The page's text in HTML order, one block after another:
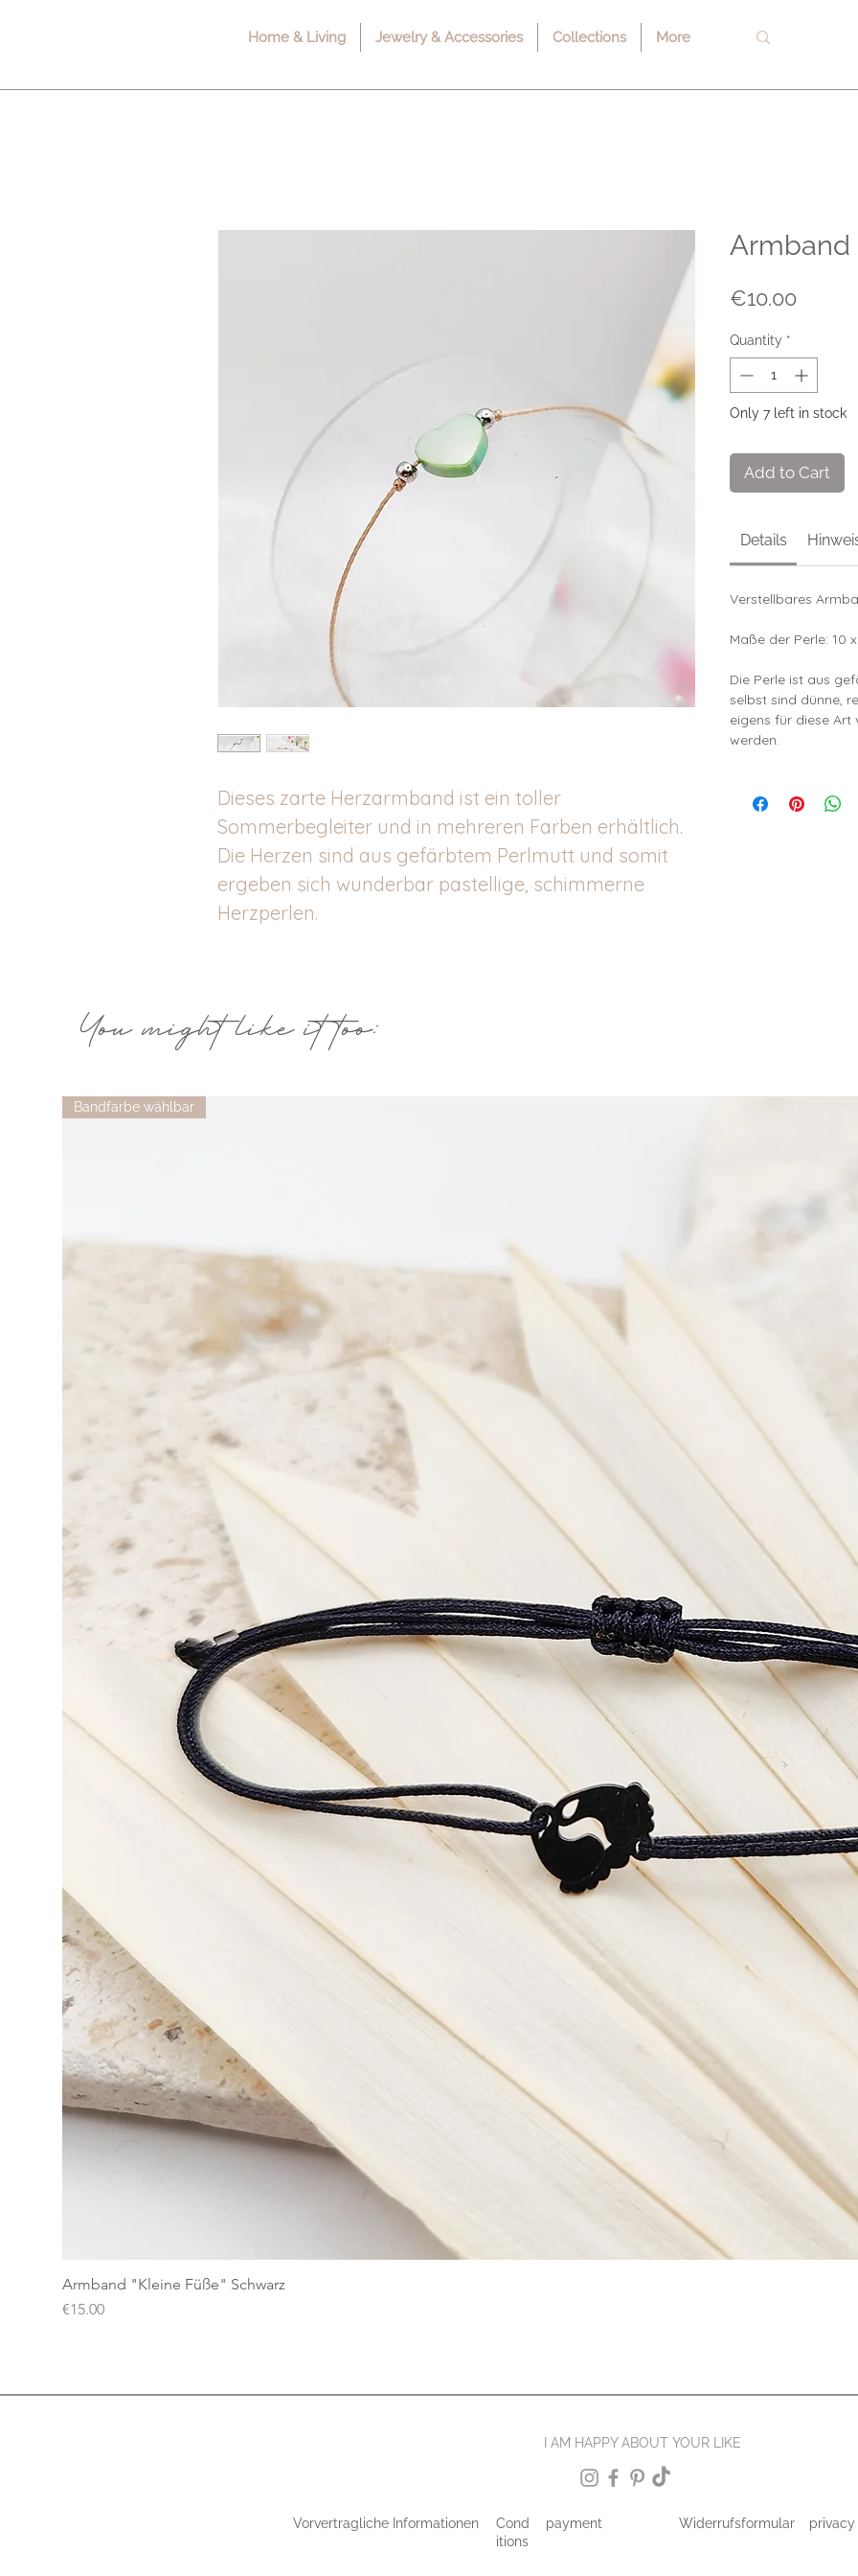
Home & Living Jewelry & Accessories Collections More
Dieses zarte Herzarmband ist ein toller
Sommerbegleiter und in mehreren Farben erhältlich.
Die Herzen sind aus gefärbtem Perlmutt und somit
ergeben sich wunderbar pastellige, schimmerne
Herzperlen.
Armband
€10.00Price
Quantity *
Only 7 left in stock
Add to Cart
Details
Verstellbares
Maße der Perle: 10
Die Perle ist aus
selbst sind dünne,
eigens für diese
werden.
You might like it too:
Bandfarbe wählbar
Armband "Kleine Füße" Schwarz
Price
€15.00
I AM HAPPY ABOUT YOUR LIKE
Vorvertragliche Informationen
Cond
itions
payment Widerrufsformular privacy